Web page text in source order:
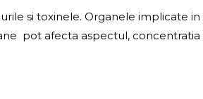
si toxinele. Organele implicate
pot afecta aspectul, concentratia